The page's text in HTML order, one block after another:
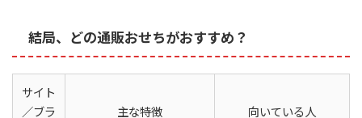
結局、どの通販おせちがおすすめ？
サイト
／ブラ
主な特徴 向いている人